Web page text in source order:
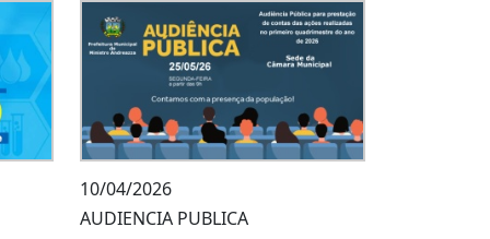
10/04/2026
AUDIENCIA PUBLICA